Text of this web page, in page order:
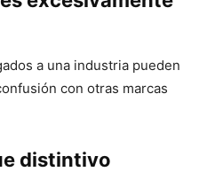
a una industria pueden
con otras marcas
distintivo